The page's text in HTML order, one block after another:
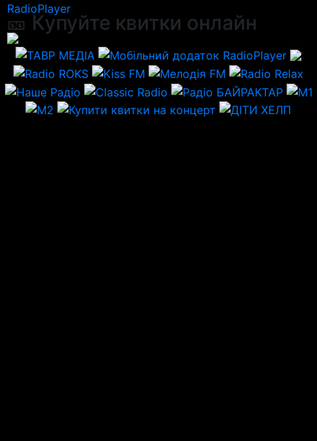
RadioPlayer
🎫 Купуйте квитки онлайн